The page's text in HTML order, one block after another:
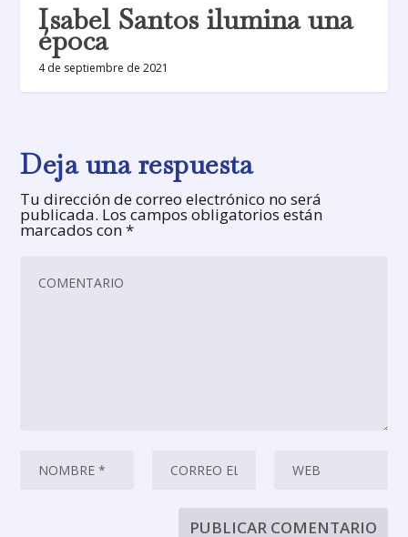
Isabel Santos ilumina una
época
4 de septiembre de 2021
Deja una respuesta
Tu dirección de correo electrónico no será
publicada. Los campos obligatorios están
marcados con*